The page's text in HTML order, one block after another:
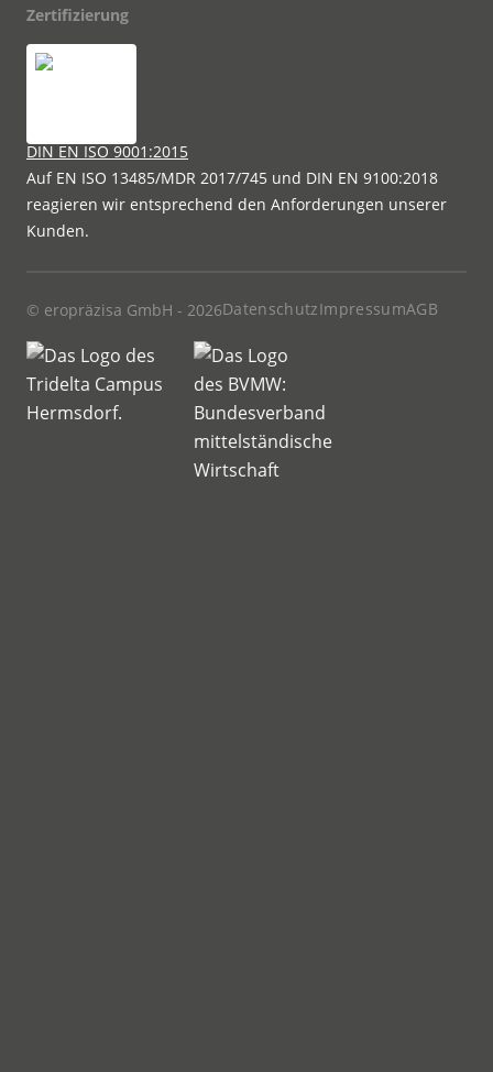
Zertifizierung
DIN EN ISO 9001:2015
Auf EN ISO 13485/MDR 2017/745 und DIN EN 9100:2018
reagieren wir entsprechend den Anforderungen unserer
Kunden.
© eropräzisa GmbH - 2026DatenschutzImpressumAGB